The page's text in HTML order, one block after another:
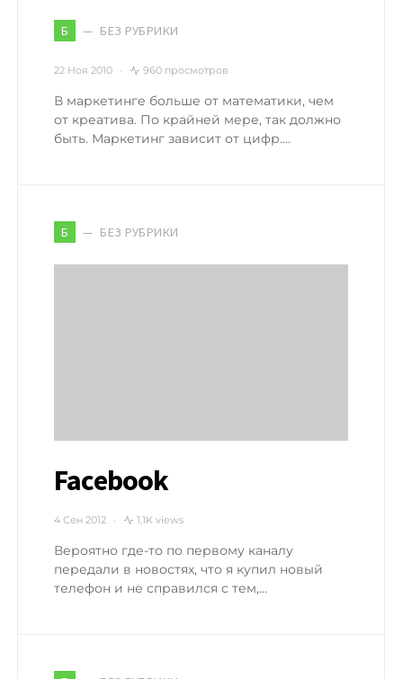
Б БЕЗ РУБРИКИ
22 Ноя 2010 960 просмотров
В маркетинге больше от математики, чем
от креатива. По крайней мере, так должно
быть. Маркетинг зависит от цифр.…
Б БЕЗ РУБРИКИ
Facebook
4 Сен 2012 1,1K views
Вероятно где-то по первому каналу
передали в новостях, что я купил новый
телефон и не справился с тем,…